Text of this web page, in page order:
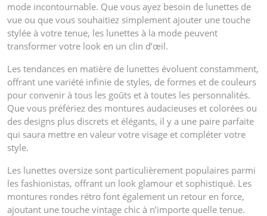
mode incontournable. Que vous ayez besoin de lunettes de
vue ou que vous souhaitiez simplement ajouter une touche
stylée à votre tenue, les lunettes à la mode peuvent
transformer votre look en un clin d’œil.
Les tendances en matière de lunettes évoluent constamment,
offrant une variété infinie de styles, de formes et de couleurs
pour convenir à tous les goûts et à toutes les personnalités.
Que vous préfériez des montures audacieuses et colorées ou
des designs plus discrets et élégants, il y a une paire parfaite
qui saura mettre en valeur votre visage et compléter votre
style.
Les lunettes oversize sont particulièrement populaires parmi
les fashionistas, offrant un look glamour et sophistiqué. Les
montures rondes rétro font également un retour en force,
ajoutant une touche vintage chic à n’importe quelle tenue.